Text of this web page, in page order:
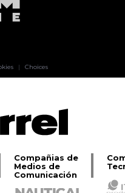
| Choices
Compañias de
Medios de
Comunicación